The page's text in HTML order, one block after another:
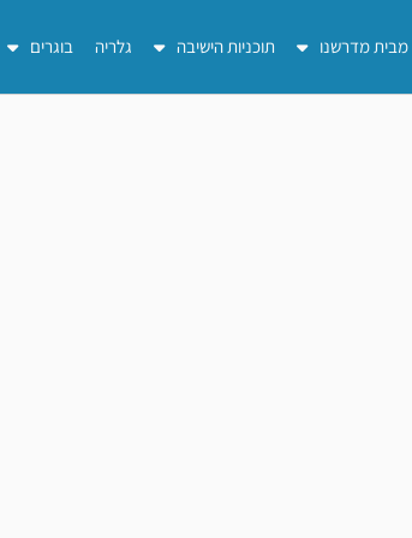
מבית מדרשנו תוכניות הישיבה גלריה בוגרים